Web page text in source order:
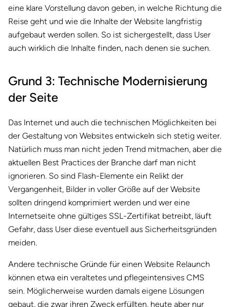
eine klare Vorstellung davon geben, in welche Richtung die
Reise geht und wie die Inhalte der Website langfristig
aufgebaut werden sollen. So ist sichergestellt, dass User
auch wirklich die Inhalte finden, nach denen sie suchen.
Grund 3: Technische Modernisierung
der Seite
Das Internet und auch die technischen Möglichkeiten bei
der Gestaltung von Websites entwickeln sich stetig weiter.
Natürlich muss man nicht jeden Trend mitmachen, aber die
aktuellen Best Practices der Branche darf man nicht
ignorieren. So sind Flash-Elemente ein Relikt der
Vergangenheit, Bilder in voller Größe auf der Website
sollten dringend komprimiert werden und wer eine
Internetseite ohne gültiges SSL-Zertifikat betreibt, läuft
Gefahr, dass User diese eventuell aus Sicherheitsgründen
meiden.
Andere technische Gründe für einen Website Relaunch
können etwa ein veraltetes und pflegeintensives CMS
sein. Möglicherweise wurden damals eigene Lösungen
gebaut, die zwar ihren Zweck erfüllten, heute aber nur